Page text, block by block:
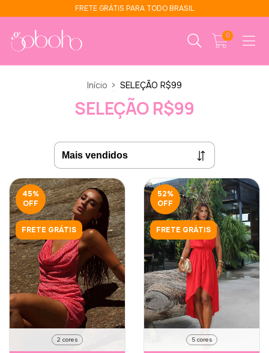
FRETE GRÁTIS PARA TODO BRASIL
0
Início > SELEÇÃO R$99
SELEÇÃO R$99
45%
OFF
FRETE GRÁTIS
2 cores
52%
OFF
FRETE GRÁTIS
5 cores